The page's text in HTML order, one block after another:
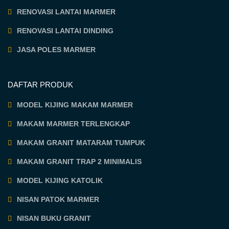
RENOVASI LANTAI MARMER
RENOVASI LANTAI DINDING
JASA POLES MARMER
DAFTAR PRODUK
MODEL KIJING MAKAM MARMER
MAKAM MARMER TERLENGKAP
MAKAM GRANIT MATARAM TUMPUK
MAKAM GRANIT TRAP 2 MINIMALIS
MODEL KIJING KATOLIK
NISAN PATOK MARMER
NISAN BUKU GRANIT